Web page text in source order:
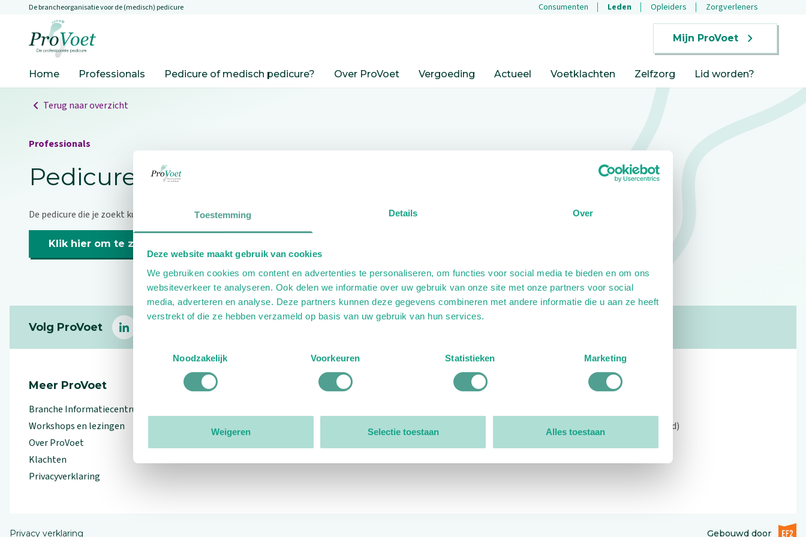
Toestemming Details Over
Deze website maakt gebruik van cookies
We gebruiken cookies om content en advertenties te personaliseren, om functies voor social media te bieden en om ons
websiteverkeer te analyseren. Ook delen we informatie over uw gebruik van onze site met onze partners voor social
media, adverteren en analyse. Deze partners kunnen deze gegevens combineren met andere informatie die u aan ze heeft
verstrekt of die ze hebben verzameld op basis van uw gebruik van hun services.
Noodzakelijk
Voorkeuren Statistieken Marketing
Weigeren Selectie toestaan Alles toestaan
Overslaan en naar de inhoud gaan
De brancheorganisatie voor de (medisch) pedicure Consumenten Leden Opleiders Zorgverleners
Mijn ProVoet
Home Professionals Pedicure of medisch pedicure? Over ProVoet Vergoeding Actueel Voetklachten Zelfzorg Lid worden?
Terug naar overzicht
Professionals
Pedicure niet gevonden
De pedicure die je zoekt kunnen we niet vinden.
Klik hier om te zoeken naar een andere pedicure.
Volg ProVoet
linkedin
Meer ProVoet
Branche Informatiecentrum
Workshops en lezingen
Over ProVoet
Klachten
Privacyverklaring
Organisatie
Open: 09:00 - 12:30 (alleen ochtend)
Privacy verklaring Gebouwd doorEF2